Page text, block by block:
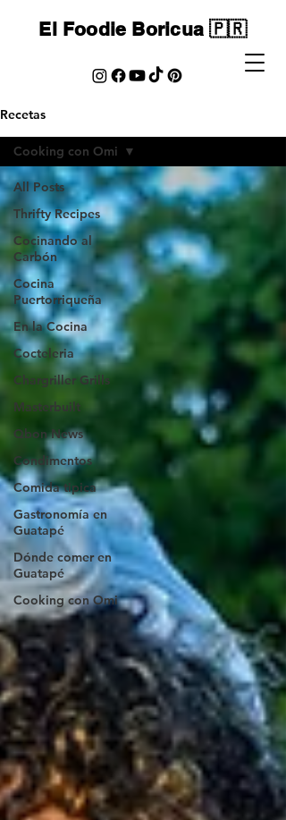
El Foodie Boricua 🇵🇷
Recetas
All Posts
Thrifty Recipes
Cocinando al
Carbón
Cocina
Puertorriqueña
En la Cocina
Cocteleria
Chargriller Grills
Masterbuilt
Qbon News
Condimentos
Comida tipica
Gastronomía en
Guatapé
Dónde comer en
Guatapé
Cooking con Omi
Cooking con Omi